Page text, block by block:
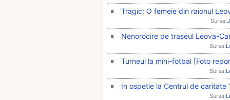
Tragic: O femeie din raionul
Sursa:
Nenorocire pe traseul Leova-
Sursa:
Turneul la mini-fotbal [Foto
Sursa:
In ospetie la Centrul de caritate
Sursa: